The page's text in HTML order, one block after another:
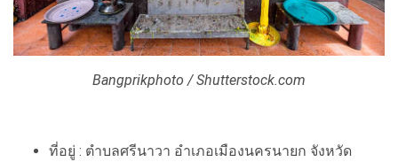
Bangprikphoto / Shutterstock.com
ที่อยู่ : ตำบลศรีนาวา อำเภอเมืองนครนายก จังหวัด